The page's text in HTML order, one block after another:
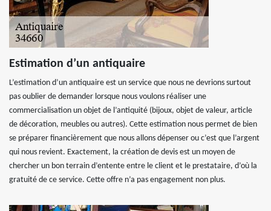
Estimation d’un antiquaire
L’estimation d’un antiquaire est un service que nous ne devrions surtout
pas oublier de demander lorsque nous voulons réaliser une
commercialisation un objet de l’antiquité (bijoux, objet de valeur, article
de décoration, meubles ou autres). Cette estimation nous permet de bien
se préparer financièrement que nous allons dépenser ou c’est que l’argent
qui nous revient. Exactement, la création de devis est un moyen de
chercher un bon terrain d’entente entre le client et le prestataire, d’où la
gratuité de ce service. Cette offre n’a pas engagement non plus.